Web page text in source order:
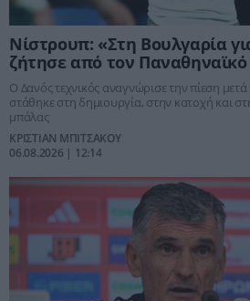
Νίστρουπ: «Στη Βουλγαρία
ζήτησε από τον Παναθηναϊκό
Ο Δανός τεχνικός αναγνώρισε την πίεση
στάθηκε στη δημιουργία, στην κατοχή και
μπάλας
ΚΡΙΣΤΙΑΝ ΜΠΙΤΣΑΚΟΥ
06.08.2026 | 12:14